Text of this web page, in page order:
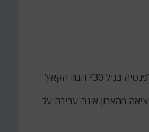
30? הנה הקאץ'
מהארון אינה עבירה על